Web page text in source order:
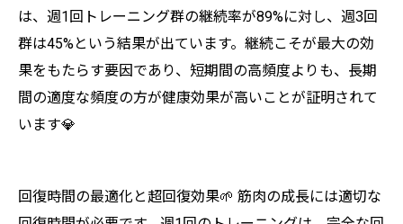
は、週1回トレーニング群の継続率が89%に対し、週3回
群は45%という結果が出ています。継続こそが最大の効
果をもたらす要因であり、短期間の高頻度よりも、長期
間の適度な頻度の方が健康効果が高いことが証明されて
います💎
回復時間の最適化と超回復効果🌱 筋肉の成長には適切な